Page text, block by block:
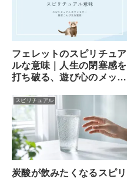
フェレットのスピリチュア
ルな意味｜人生の閉塞感を
打ち破る、遊び心のメッセ
スピリチュアル
炭酸が飲みたくなるスピリ